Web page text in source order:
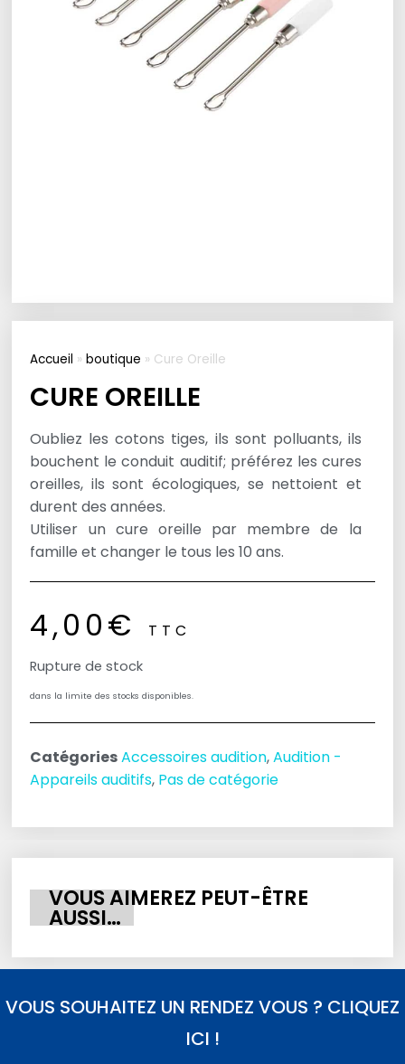
Accueil »boutique » Cure Oreille
CURE OREILLE
Oubliez les cotons tiges, ils sont polluants, ils
bouchent le conduit auditif; préférez les cures
oreilles, ils sont écologiques, se nettoient et
durent des années.
Utiliser un cure oreille par membre de la
famille et changer le tous les 10 ans.
4,00€ TTC
Rupture de stock
dans la limite des stocks disponibles.
CatégoriesAccessoires audition,Audition -
Appareils auditifs, Pas de catégorie
VOUS AIMEREZ PEUT-ÊTRE
AUSSI…
VOUS SOUHAITEZ UN RENDEZ VOUS ? CLIQUEZ
ICI !